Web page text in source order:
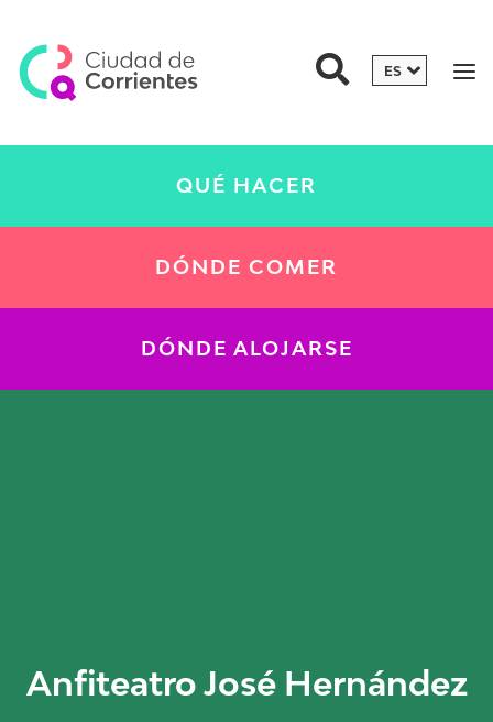
QUÉ HACER
DÓNDE COMER
DÓNDE ALOJARSE
Anfiteatro José Hernández